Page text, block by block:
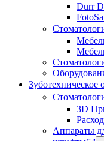
Durr
Зуботехническое
3D
Аппараты